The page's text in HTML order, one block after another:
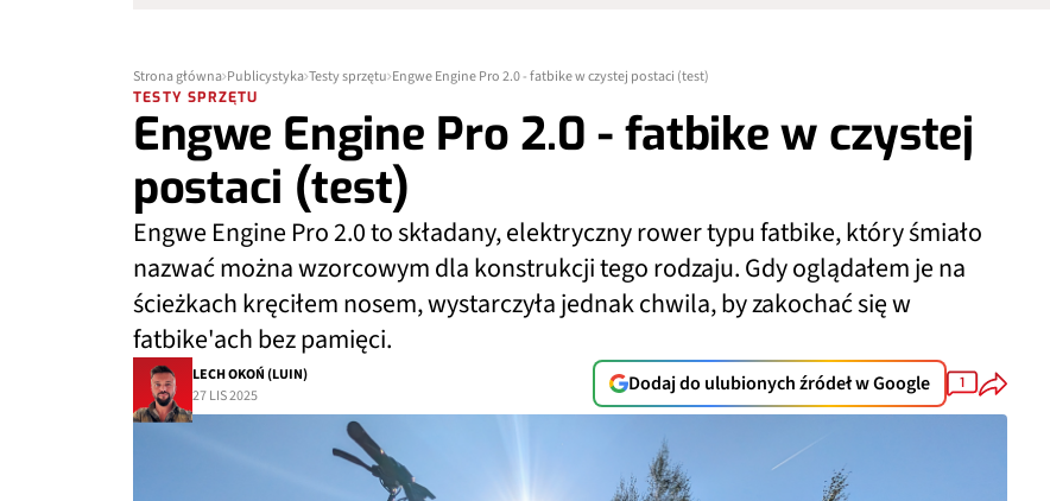
Strona główna Publicystyka Testy sprzętu Engwe Engine Pro 2.0 - fatbike w czystej postaci (test)
TESTY SPRZĘTU
Engwe Engine Pro 2.0 - fatbike w czystej
postaci (test)
Engwe Engine Pro 2.0 to składany, elektryczny rower typu fatbike, który śmiało
nazwać można wzorcowym dla konstrukcji tego rodzaju. Gdy oglądałem je na
ścieżkach kręciłem nosem, wystarczyła jednak chwila, by zakochać się w
fatbike'ach bez pamięci.
LECH OKOŃ (LUIN)
27 LIS 2025
Dodaj do ulubionych źródeł w Google 1